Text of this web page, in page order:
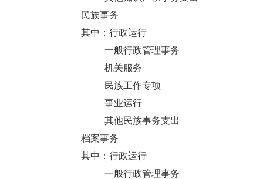
民族事务
其中：行政运行
一般行政管理事务
机关服务
民族工作专项
事业运行
其他民族事务支出
档案事务
其中：行政运行
一般行政管理事务